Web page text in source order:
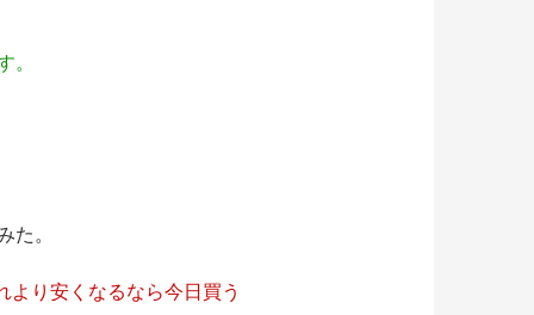
。
た。
り安くなるなら今日買う